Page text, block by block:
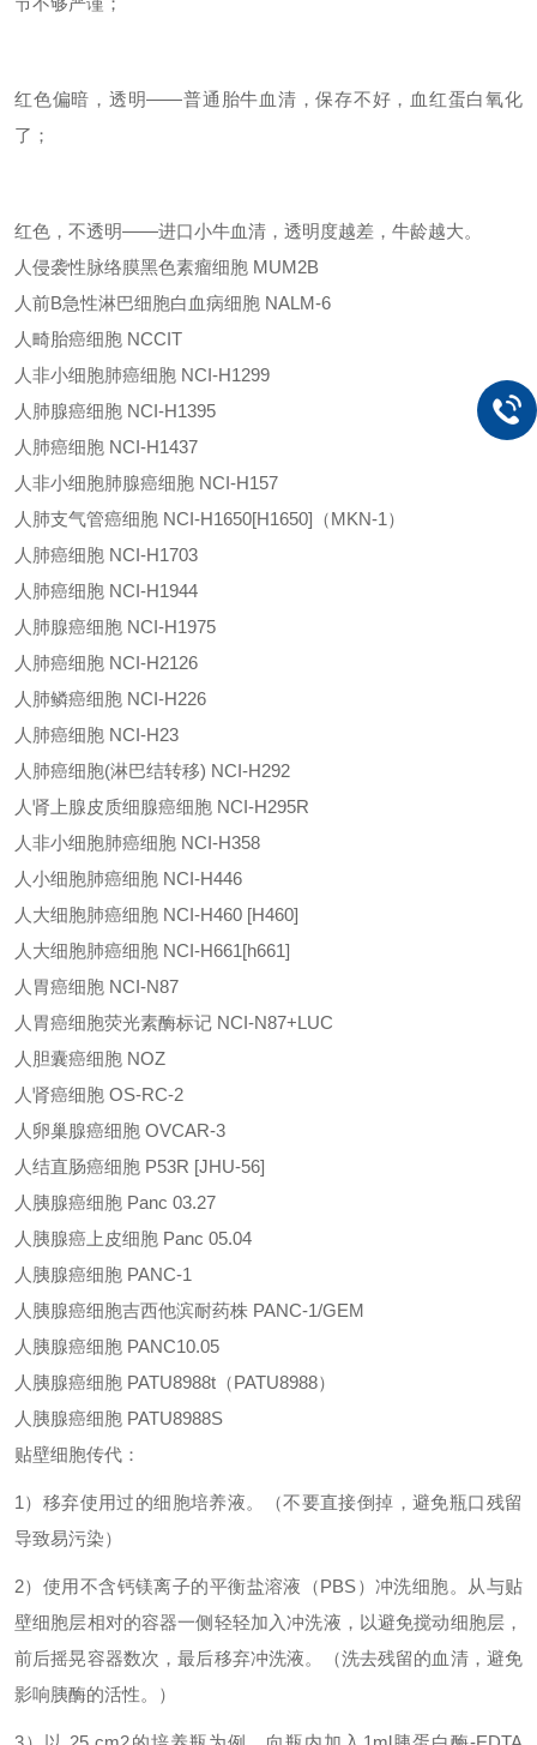
红色偏暗，透明——普通胎牛血清，保存不好，血红蛋白氧化
了；
红色，不透明——进口小牛血清，透明度越差，牛龄越大。
人侵袭性脉络膜黑色素瘤细胞 MUM2B
人前B急性淋巴细胞白血病细胞 NALM-6
人畸胎癌细胞 NCCIT
人非小细胞肺癌细胞 NCI-H1299
人肺腺癌细胞 NCI-H1395
人肺癌细胞 NCI-H1437
人非小细胞肺腺癌细胞 NCI-H157
人肺支气管癌细胞 NCI-H1650[H1650] （MKN-1 ）
人肺癌细胞 NCI-H1703
人肺癌细胞 NCI-H1944
人肺腺癌细胞 NCI-H1975
人肺癌细胞 NCI-H2126
人肺鳞癌细胞 NCI-H226
人肺癌细胞 NCI-H23
人肺癌细胞(淋巴结转移) NCI-H292
人肾上腺皮质细腺癌细胞 NCI-H295R
人非小细胞肺癌细胞 NCI-H358
人小细胞肺癌细胞 NCI-H446
人大细胞肺癌细胞 NCI-H460 [H460]
人大细胞肺癌细胞 NCI-H661[h661]
人胃癌细胞 NCI-N87
人胃癌细胞荧光素酶标记 NCI-N87+LUC
人胆囊癌细胞 NOZ
人肾癌细胞 OS-RC-2
人卵巢腺癌细胞 OVCAR-3
人结直肠癌细胞 P53R [JHU-56]
人胰腺癌细胞 Panc 03.27
人胰腺癌上皮细胞 Panc 05.04
人胰腺癌细胞 PANC-1
人胰腺癌细胞吉西他滨耐药株 PANC-1/GEM
人胰腺癌细胞 PANC10.05
人胰腺癌细胞 PATU8988t （PATU8988）
人胰腺癌细胞 PATU8988S
贴壁细胞传代：
1 ）移弃使用过的细胞培养液。（不要直接倒掉，避免瓶口残留
导致易污染）
2）使用不含钙镁离子的平衡盐溶液（PBS）冲洗细胞。从与贴
壁细胞层相对的容器一侧轻轻加入冲洗液，以避免搅动细胞层，
前后摇晃容器数次，最后移弃冲洗液。（洗去残留的血清，避免
影响胰酶的活性。）